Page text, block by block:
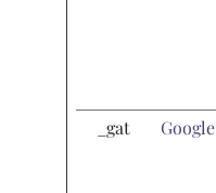
_gat Google